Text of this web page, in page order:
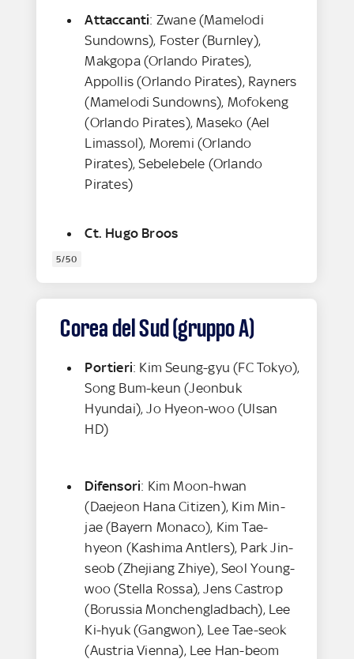
Attaccanti: Zwane (Mamelodi
Sundowns), Foster (Burnley),
Makgopa (Orlando Pirates),
Appollis (Orlando Pirates), Rayners
(Mamelodi Sundowns), Mofokeng
(Orlando Pirates), Maseko (Ael
Limassol), Moremi (Orlando
Pirates), Sebelebele (Orlando
Pirates)
Ct. Hugo Broos
5/50
Corea del Sud (gruppo A)
Portieri: Kim Seung-gyu (FC Tokyo),
Song Bum-keun (Jeonbuk
Hyundai), Jo Hyeon-woo (Ulsan
HD)
Difensori: Kim Moon-hwan
(Daejeon Hana Citizen), Kim Min-
jae (Bayern Monaco), Kim Tae-
hyeon (Kashima Antlers), Park Jin-
seob (Zhejiang Zhiye), Seol Young-
woo (Stella Rossa), Jens Castrop
(Borussia Monchengladbach), Lee
Ki-hyuk (Gangwon), Lee Tae-seok
(Austria Vienna), Lee Han-beom